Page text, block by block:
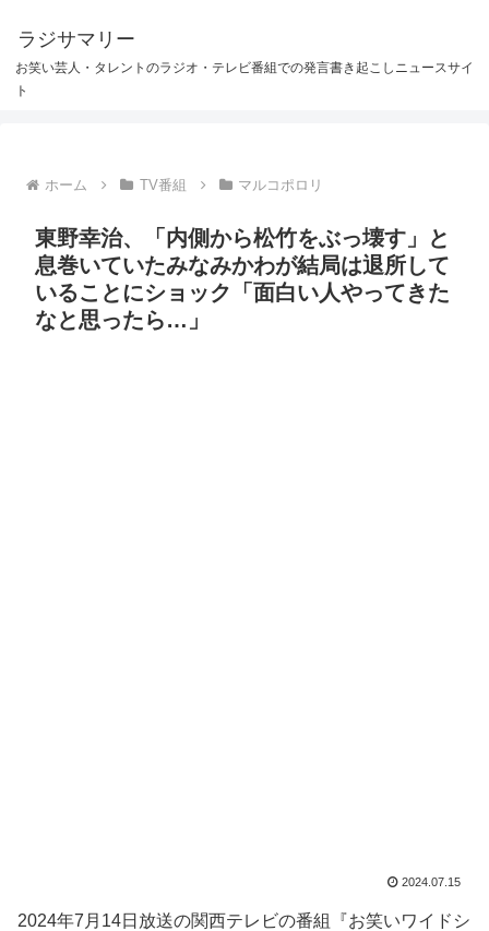
ラジサマリー
お笑い芸人・タレントのラジオ・テレビ番組での発言書き起こしニュースサイ
ト
ホーム TV番組 マルコポロリ
東野幸治、「内側から松竹をぶっ壊す」と
息巻いていたみなみかわが結局は退所して
いることにショック「面白い人やってきた
なと思ったら…」
2024.07.15
2024年7月14日放送の関西テレビの番組『お笑いワイドシ